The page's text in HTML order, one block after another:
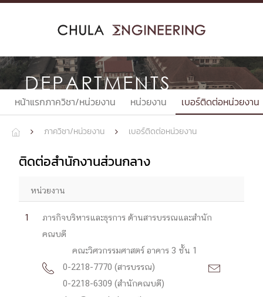
Skip
DEPARTMENTS
หน้าแรกภาควิชา/หน่วยงาน หน่วยงาน เบอร์ติดต่อหน่วยงาน
  ภาควิชา/หน่วยงาน  เบอร์ติดต่อหน่วยงาน
ติดต่อสำนักงานส่วนกลาง
หน่วยงาน
1
ภารกิจบริหารและธุรการ ด้านสารบรรณและสำนัก
คณบดี
คณะวิศวกรรมศาสตร์ อาคาร 3 ชั้น 1

0-2218-7770 (สารบรรณ)
0-2218-6309 (สำนักคณบดี)
